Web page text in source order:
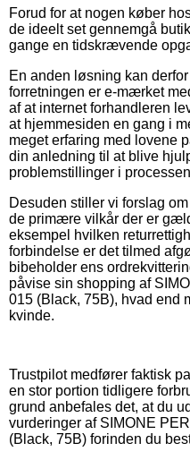
Forud for at nogen køber
de ideelt set gennemgå
gange en tidskrævende
En anden løsning kan
forretningen er e-mærket
af at internet forhandleren
at hjemmesiden en gang i
meget erfaring med lovene
din anledning til at blive
problemstillinger i
Desuden stiller vi forslag
de primære vilkår der er
eksempel hvilken
forbindelse er det tilmed
bibeholder ens
påvise sin shopping af
015 (Black, 75B), hvad end
kvinde.
Trustpilot medfører faktisk
en stor portion tidligere
grund anbefales det, at du
vurderinger af SIMONE
(Black, 75B) forinden du